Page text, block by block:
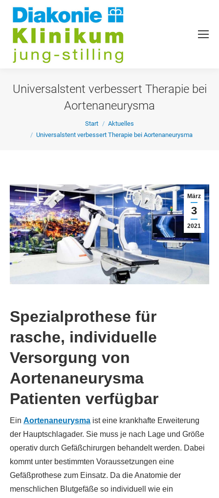
Universalstent verbessert Therapie bei
Aortenaneurysma
Sie befinden sich hier:Start
Aktuelles
Universalstent verbessert Therapie bei Aortenaneurysma
März
3
2021
Spezialprothese für
rasche, individuelle
Versorgung von
Aortenaneurysma
Patienten verfügbar
Ein Aortenaneurysma ist eine krankhafte Erweiterung
der Hauptschlagader. Sie muss je nach Lage und Größe
operativ durch Gefäßchirurgen behandelt werden. Dabei
kommt unter bestimmten Voraussetzungen eine
Gefäßprothese zum Einsatz. Da die Anatomie der
menschlichen Blutgefäße so individuell wie ein